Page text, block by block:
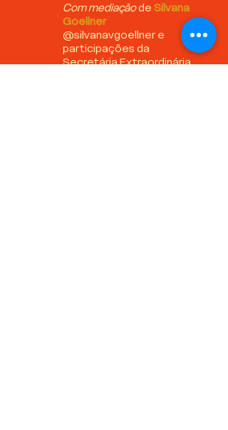
Com mediaçãode Silvana
Goellner
@silvanavgoellner e
participações da
Secretária Extraordinária